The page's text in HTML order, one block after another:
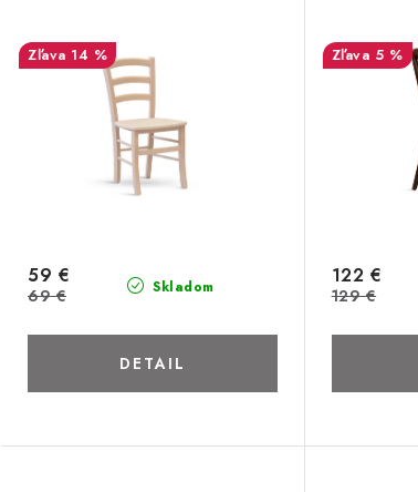
14 %
Skladom
59 €
69 €
DETAIL
5 %
122 €
129 €